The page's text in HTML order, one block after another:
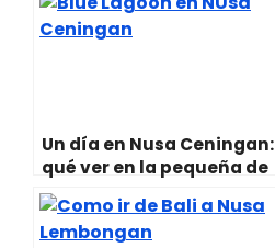
Un día en Nusa Ceningan:
qué ver en la pequeña de
las Nusas